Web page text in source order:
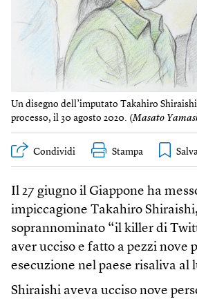
Un disegno dell’imputato Takahiro
processo, il 30 agosto 2020. (Masato
Condividi Stampa
Il 27 giugno il Giappone ha
impiccagione Takahiro
soprannominato “il killer di
aver ucciso e fatto a pezzi nove
esecuzione nel paese risaliva al
Shiraishi aveva ucciso nove